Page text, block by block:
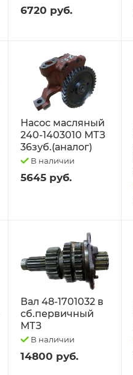
6720 руб.
Насос масляный
240-1403010 МТЗ
36зуб.(аналог)
В наличии
5645 руб.
Вал 48-1701032 в
сб.первичный
МТЗ
В наличии
14800 руб.